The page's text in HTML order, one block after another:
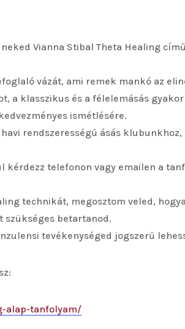
Vianna Stibal Theta Healing
vázát, ami remek mankó az
a klasszikus és a félelemásás
ismétlésére.
rendszerességű ásás
telefonon vagy emailen a
technikát, megosztom veled,
szükséges betartanod.
tevékenységed jogszerű
alap-tanfolyam/